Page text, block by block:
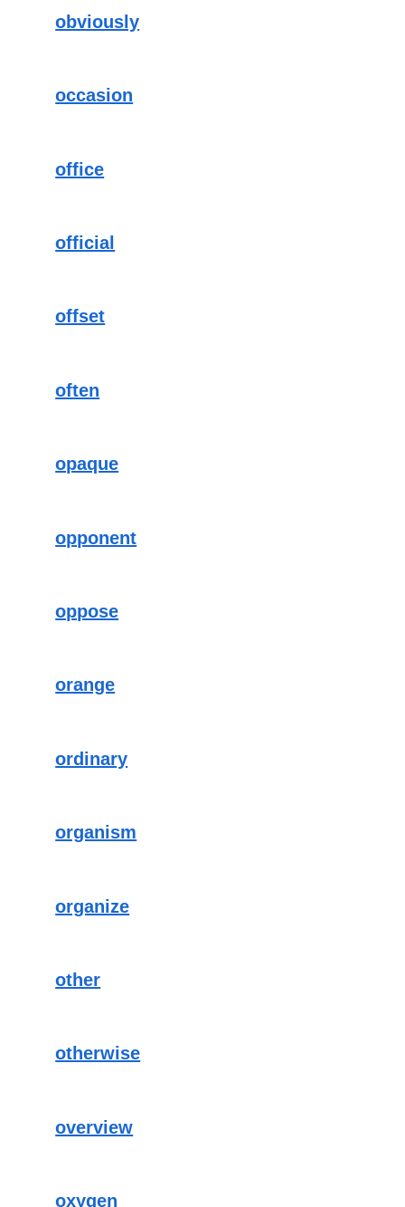
obviously
occasion
office
official
offset
often
opaque
opponent
oppose
orange
ordinary
organism
organize
other
otherwise
overview
oxygen